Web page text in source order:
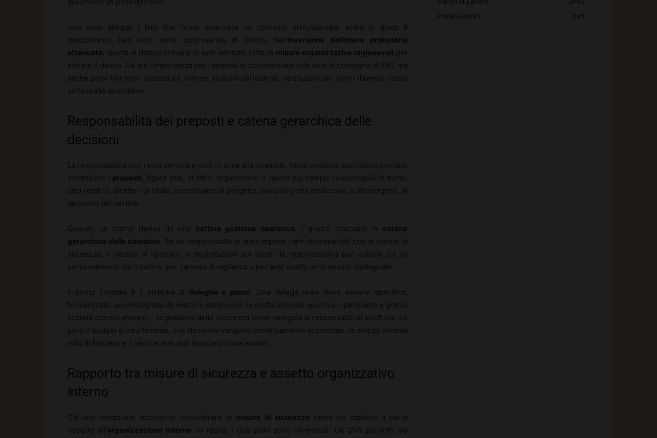
Una volta allegati i fatti che fanno emergere un contesto disfunzionale, entra in gioco il
meccanismo, ben noto nelle controversie di lavoro, dell’inversione dell’onere probatorio
attenuata
: spetta al datore provare di aver adottato tutte le misure organizzative ragionevoli per
evitare il danno. Da qui l’importanza per l’azienda di documentare non solo la consegna di DPI, ma
anche piani formativi, procedure interne, riunioni periodiche, valutazioni dei rischi davvero calate
nella realtà quotidiana.
Responsabilità dei preposti e catena gerarchica delle
decisioni
La responsabilità non resta sempre e solo in cima alla piramide. Nella gestione quotidiana contano
moltissimo i preposti , figure che, di fatto, organizzano il lavoro sul campo: responsabili di turno,
capi reparto, direttori di filiale, coordinatori di progetto. Sono loro che traducono, o stravolgono, le
decisioni del vertice.
Quando un danno deriva da una cattiva gestione operativa , i giudici tracciano la catena
gerarchica delle decisioni . Se un responsabile di area impone ritmi incompatibili con le norme di
sicurezza, o decide di ignorare le segnalazioni sui rischi, la responsabilità può colpire sia lui
personalmente sia il datore, per carenza di vigilanza o per aver scelto un preposto inadeguato.
Il punto cruciale è il sistema di deleghe e poteri . Una delega reale deve essere: specifica,
formalizzata, accompagnata da mezzi e autonomia. In molte aziende sportive – pensiamo a grandi
società con più impianti – la gestione della sicurezza viene delegata ai responsabili di struttura. Se
però il budget è insufficiente, o le decisioni vengono continuamente accentrate, la delega diventa
solo di facciata, e il vertice non può invocarla come scudo.
Rapporto tra misure di sicurezza e assetto organizzativo
interno
C’è una tentazione ricorrente: considerare le misure di sicurezza come un capitolo a parte
rispetto all’organizzazione interna
. In realtà, i due piani sono intrecciati. Un DVR perfetto ma
Professionisti
695